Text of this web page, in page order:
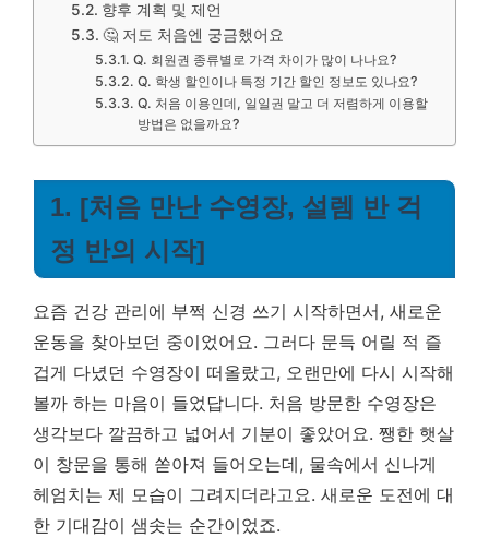
향후 계획 및 제언
🤔 저도 처음엔 궁금했어요
Q. 회원권 종류별로 가격 차이가 많이 나나요?
Q. 학생 할인이나 특정 기간 할인 정보도 있나요?
Q. 처음 이용인데, 일일권 말고 더 저렴하게 이용할
방법은 없을까요?
1. [처음 만난 수영장, 설렘 반 걱
정 반의 시작]
요즘 건강 관리에 부쩍 신경 쓰기 시작하면서, 새로운
운동을 찾아보던 중이었어요. 그러다 문득 어릴 적 즐
겁게 다녔던 수영장이 떠올랐고, 오랜만에 다시 시작해
볼까 하는 마음이 들었답니다. 처음 방문한 수영장은
생각보다 깔끔하고 넓어서 기분이 좋았어요. 쨍한 햇살
이 창문을 통해 쏟아져 들어오는데, 물속에서 신나게
헤엄치는 제 모습이 그려지더라고요. 새로운 도전에 대
한 기대감이 샘솟는 순간이었죠.